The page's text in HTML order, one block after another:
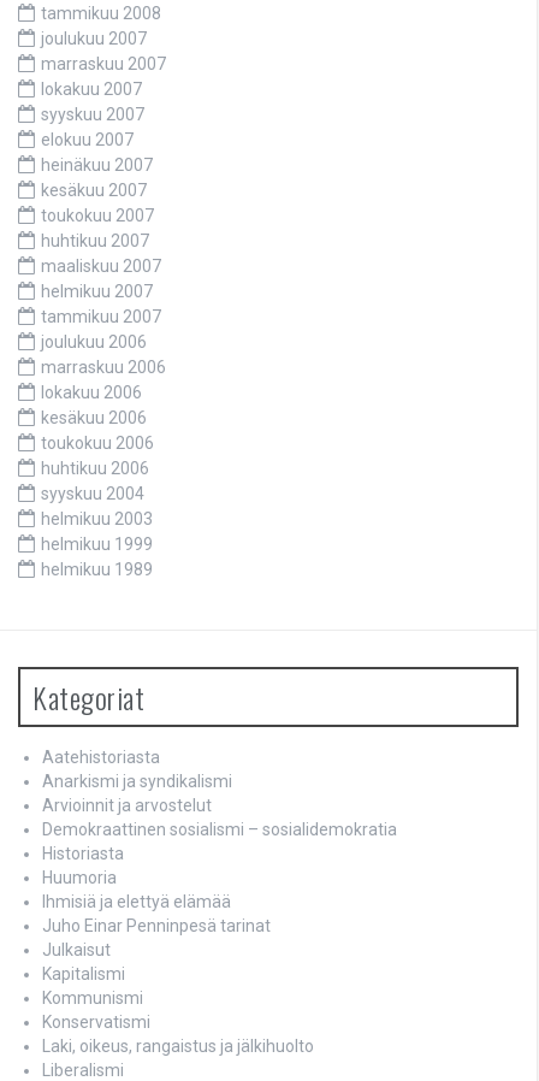
tammikuu 2008
joulukuu 2007
marraskuu 2007
lokakuu 2007
syyskuu 2007
elokuu 2007
heinäkuu 2007
kesäkuu 2007
toukokuu 2007
huhtikuu 2007
maaliskuu 2007
helmikuu 2007
tammikuu 2007
joulukuu 2006
marraskuu 2006
lokakuu 2006
kesäkuu 2006
toukokuu 2006
huhtikuu 2006
syyskuu 2004
helmikuu 2003
helmikuu 1999
helmikuu 1989
Kategoriat
Aatehistoriasta
Anarkismi ja syndikalismi
Arvioinnit ja arvostelut
Demokraattinen sosialismi – sosialidemokratia
Historiasta
Huumoria
Ihmisiä ja elettyä elämää
Juho Einar Penninpesä tarinat
Julkaisut
Kapitalismi
Kommunismi
Konservatismi
Laki, oikeus, rangaistus ja jälkihuolto
Liberalismi